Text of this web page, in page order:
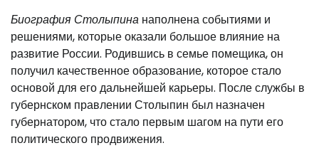
Биография Столыпина наполнена событиями и
решениями, которые оказали большое влияние на
развитие России. Родившись в семье помещика, он
получил качественное образование, которое стало
основой для его дальнейшей карьеры. После службы в
губернском правлении Столыпин был назначен
губернатором, что стало первым шагом на пути его
политического продвижения.